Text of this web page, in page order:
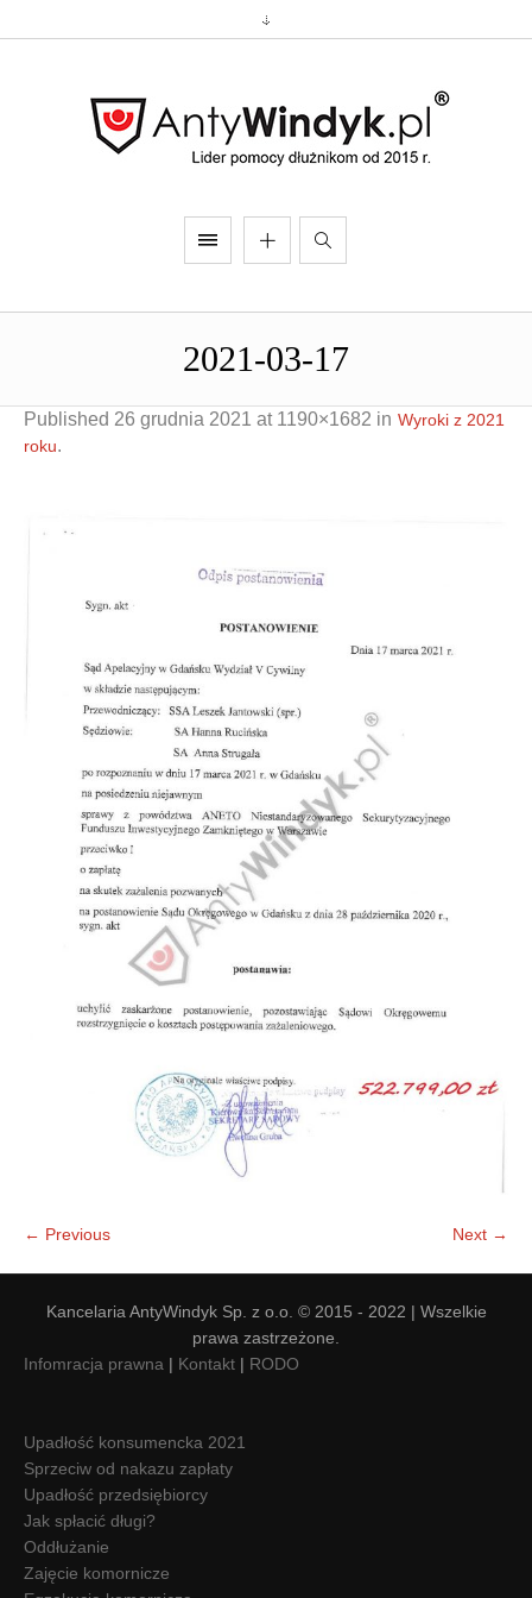
Doradztwo & konsulting
Negocjacje z wierzycielami
Doradztwo & konsulting
2021-03-17
Published 26 grudnia 2021 at 1190×1682 in Wyroki z 2021
roku.
← Previous Next →
Kancelaria AntyWindyk Sp. z o.o. © 2015 - 2022 | Wszelkie
prawa zastrzeżone.
Infomracja prawna | Kontakt | RODO
Upadłość konsumencka 2021
Sprzeciw od nakazu zapłaty
Upadłość przedsiębiorcy
Jak spłacić długi?
Oddłużanie
Zajęcie komornicze